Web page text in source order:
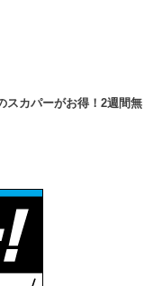
パーがお得！2週間無